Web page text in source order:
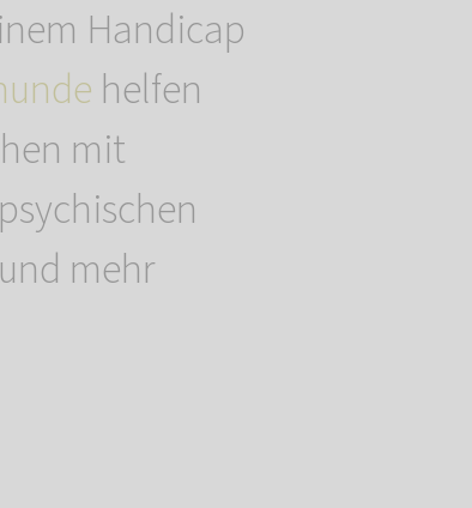
Handicap
helfen
mit
mehr